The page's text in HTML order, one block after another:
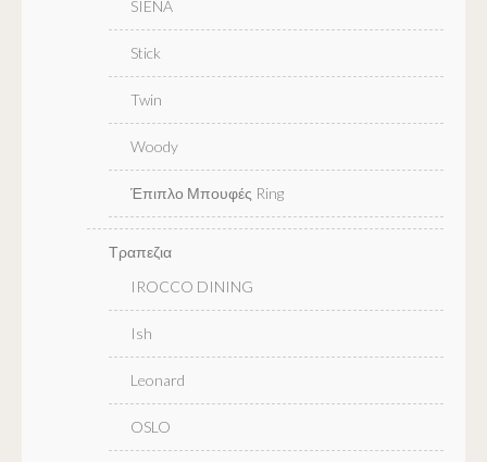
SIENA
Stick
Twin
Woody
Έπιπλο Μπουφές Ring
Τραπεζια
IROCCO DINING
Ish
Leonard
OSLO